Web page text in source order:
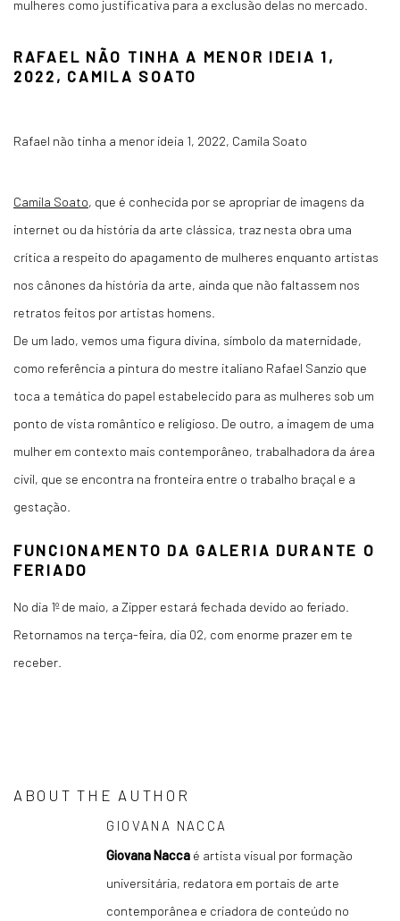
mulheres como justificativa para a exclusão delas no mercado.
RAFAEL NÃO TINHA A MENOR IDEIA 1,
2022, CAMILA SOATO
Rafael não tinha a menor ideia 1, 2022, Camila Soato
Camila Soato, que é conhecida por se apropriar de imagens da
internet ou da história da arte clássica, traz nesta obra uma
crítica a respeito do apagamento de mulheres enquanto artistas
nos cânones da história da arte, ainda que não faltassem nos
retratos feitos por artistas homens.
De um lado, vemos uma figura divina, símbolo da maternidade,
como referência a pintura do mestre italiano Rafael Sanzio que
toca a temática do papel estabelecido para as mulheres sob um
ponto de vista romântico e religioso. De outro, a imagem de uma
mulher em contexto mais contemporâneo, trabalhadora da área
civil, que se encontra na fronteira entre o trabalho braçal e a
gestação.
FUNCIONAMENTO DA GALERIA DURANTE O
FERIADO
No dia 1º de maio, a Zipper estará fechada devido ao feriado.
Retornamos na terça-feira, dia 02, com enorme prazer em te
receber.
ABOUT THE AUTHOR
GIOVANA NACCA
Giovana Nacca é artista visual por formação
universitária, redatora em portais de arte
contemporânea e criadora de conteúdo no